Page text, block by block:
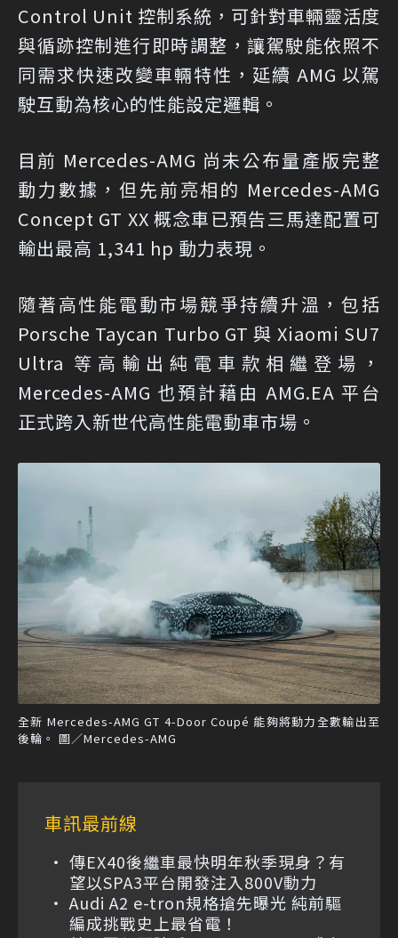
Control Unit 控制系統，可針對車輛靈活度
與循跡控制進行即時調整，讓駕駛能依照不
同需求快速改變車輛特性，延續 AMG 以駕
駛互動為核心的性能設定邏輯。
目前 Mercedes-AMG 尚未公布量產版完整
動力數據，但先前亮相的 Mercedes-AMG
Concept GT XX 概念車已預告三馬達配置可
輸出最高 1,341 hp 動力表現。
隨著高性能電動市場競爭持續升溫，包括
Porsche Taycan Turbo GT 與 Xiaomi SU7
Ultra 等高輸出純電車款相繼登場，
Mercedes-AMG 也預計藉由 AMG.EA 平台
正式跨入新世代高性能電動車市場。
全新 Mercedes-AMG GT 4-Door Coupé 能夠將動力全數輸出至
後輪。 圖／Mercedes-AMG
車訊最前線
傳EX40後繼車最快明年秋季現身？有
望以SPA3平台開發注入800V動力
Audi A2 e-tron規格搶先曝光 純前驅
編成挑戰史上最省電！